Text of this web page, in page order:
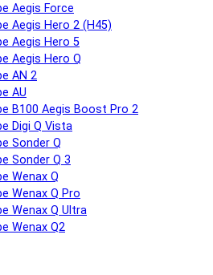
Aegis Force
Aegis Hero 2 (H45)
Aegis Hero 5
Aegis Hero Q
AN 2
AU
B100 Aegis Boost Pro 2
Digi Q Vista
Sonder Q
Sonder Q 3
Wenax Q
Wenax Q Pro
Wenax Q Ultra
Wenax Q2